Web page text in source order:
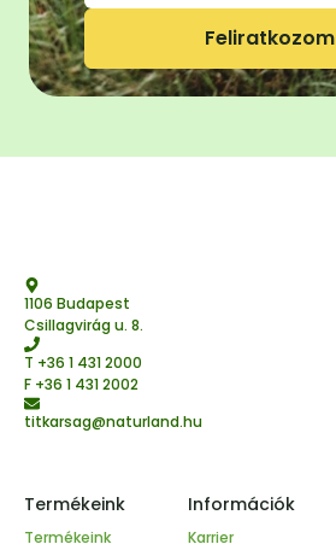
Feliratkozom
1106 Budapest
Csillagvirág u. 8.
T +36 1 431 2000
F +36 1 431 2002
titkarsag@naturland.hu
Termékeink
Termékeink
Információk
Karrier